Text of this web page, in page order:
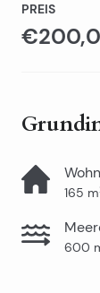
PREIS
165 m
600